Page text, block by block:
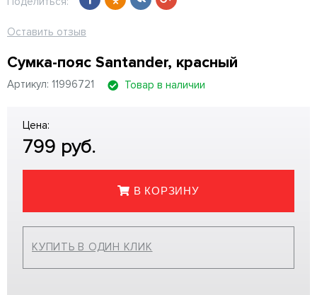
Оставить отзыв
Сумка-пояс Santander, красный
Артикул: 11996721 Товар в наличии
Цена:
799 руб.
В КОРЗИНУ
КУПИТЬ В ОДИН КЛИК